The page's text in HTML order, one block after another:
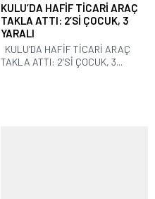
KULU’DA HAFİF TİCARİ ARAÇ
TAKLA ATTI: 2’Sİ ÇOCUK, 3
YARALI
KULU’DA HAFİF TİCARİ ARAÇ
TAKLA ATTI: 2’Sİ ÇOCUK, 3...